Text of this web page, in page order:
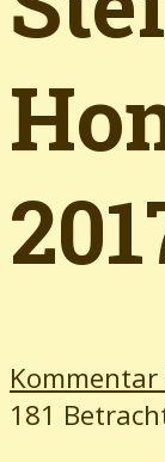
181